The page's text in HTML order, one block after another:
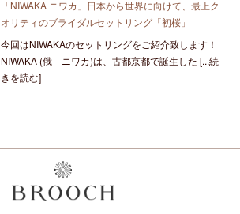
「NIWAKA ニワカ」日本から世界に向けて、最上ク
オリティのブライダルセットリング「初桜」
今回はNIWAKAのセットリングをご紹介致します！
NIWAKA (俄 ニワカ)は、古都京都で誕生した [...続
きを読む]